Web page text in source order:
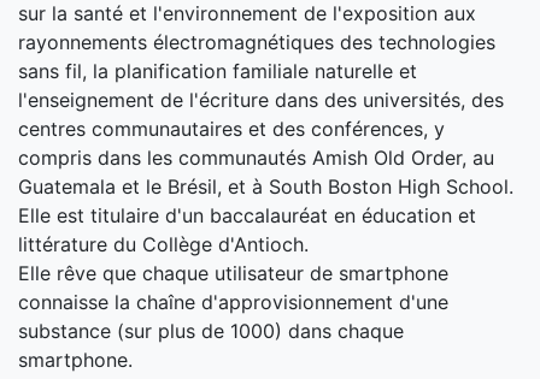
sur la santé et l'environnement de l'exposition aux
rayonnements électromagnétiques des technologies
sans fil, la planification familiale naturelle et
l'enseignement de l'écriture dans des universités, des
centres communautaires et des conférences, y
compris dans les communautés Amish Old Order, au
Guatemala et le Brésil, et à South Boston High School.
Elle est titulaire d'un baccalauréat en éducation et
littérature du Collège d'Antioch.
Elle rêve que chaque utilisateur de smartphone
connaisse la chaîne d'approvisionnement d'une
substance (sur plus de 1000) dans chaque
smartphone.